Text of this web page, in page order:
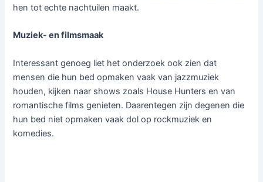
hen tot echte nachtuilen maakt.
Muziek- en filmsmaak
Interessant genoeg liet het onderzoek ook zien dat
mensen die hun bed opmaken vaak van jazzmuziek
houden, kijken naar shows zoals House Hunters en van
romantische films genieten. Daarentegen zijn degenen die
hun bed niet opmaken vaak dol op rockmuziek en
komedies.